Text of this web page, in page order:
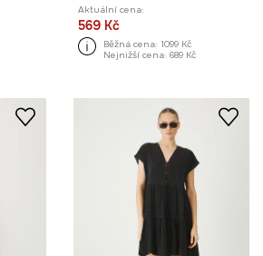
Aktuální cena:
569 Kč
Běžná cena: 1099 Kč
Nejnižší cena: 689 Kč